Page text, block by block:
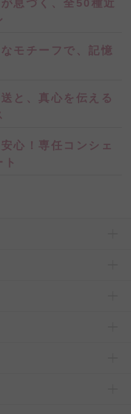
息づく、全50種近
モチーフで、記憶
と、真心を伝える
心！専任コンシェ